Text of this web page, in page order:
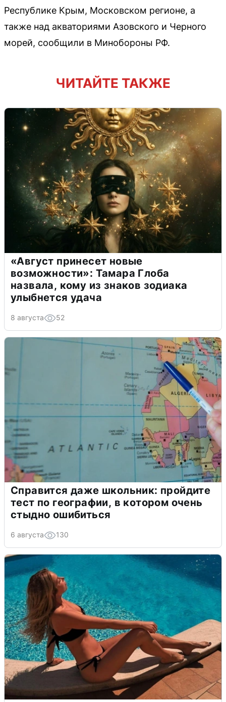
Республике Крым, Московском регионе, а
также над акваториями Азовского и Черного
морей, сообщили в Минобороны РФ.
ЧИТАЙТЕ ТАКЖЕ
«Август принесет новые
возможности»: Тамара Глоба
назвала, кому из знаков зодиака
улыбнется удача
8 августа 52
Справится даже школьник: пройдите
тест по географии, в котором очень
стыдно ошибиться
6 августа 130